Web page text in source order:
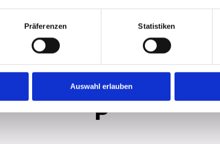
Präferenzen Statistiken
Auswahl erlauben
P